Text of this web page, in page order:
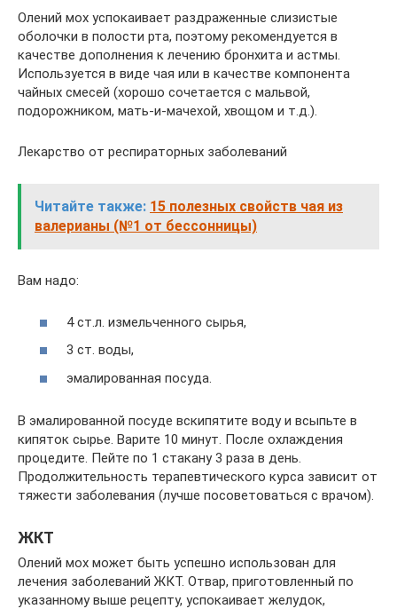
Олений мох успокаивает раздраженные слизистые
оболочки в полости рта, поэтому рекомендуется в
качестве дополнения к лечению бронхита и астмы.
Используется в виде чая или в качестве компонента
чайных смесей (хорошо сочетается с мальвой,
подорожником, мать-и-мачехой, хвощом и т.д.).
Лекарство от респираторных заболеваний
Читайте также: 15 полезных свойств чая из
валерианы (№1 от бессонницы)
Вам надо:
4 ст.л. измельченного сырья,
3 ст. воды,
эмалированная посуда.
В эмалированной посуде вскипятите воду и всыпьте в
кипяток сырье. Варите 10 минут. После охлаждения
процедите. Пейте по 1 стакану 3 раза в день.
Продолжительность терапевтического курса зависит от
тяжести заболевания (лучше посоветоваться с врачом).
ЖКТ
Олений мох может быть успешно использован для
лечения заболеваний ЖКТ. Отвар, приготовленный по
указанному выше рецепту, успокаивает желудок,